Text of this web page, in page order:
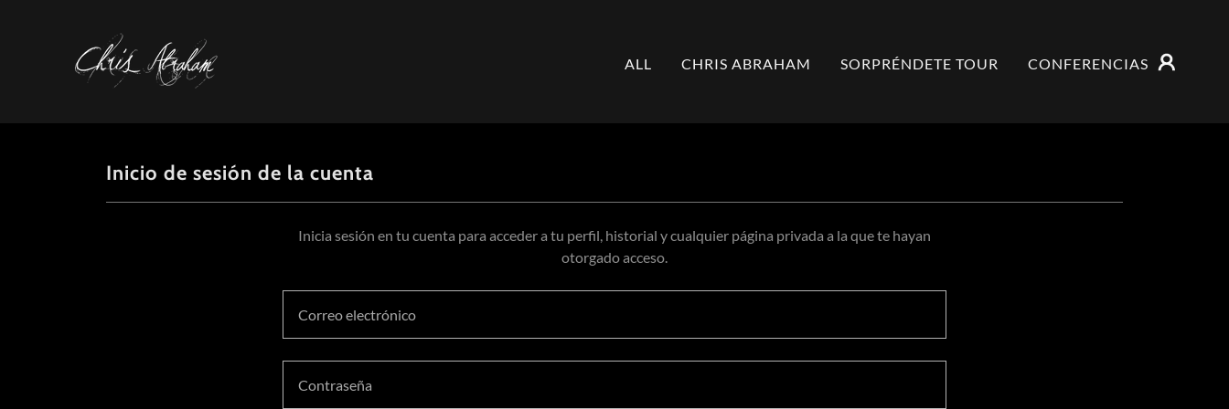
ALL CHRIS ABRAHAM SORPRÉNDETE TOUR CONFERENCIAS
Inicio de sesión de la cuenta
Inicia sesión en tu cuenta para acceder a tu perfil, historial y cualquier página privada a la que te hayan
otorgado acceso.